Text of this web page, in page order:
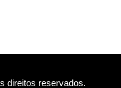
direitos reservados.